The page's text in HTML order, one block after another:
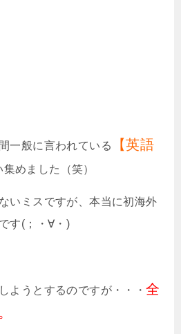
一般に言われている
【英語
集めました（笑）
いミスですが、本当に初海外
す(；・∀・)
ようとするのですが・・・全